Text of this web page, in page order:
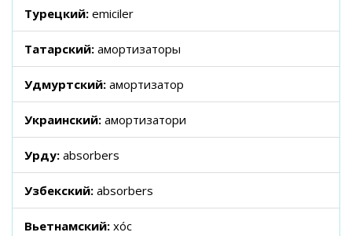
Турецкий: emiciler
Татарский: амортизаторы
Удмуртский: амортизатор
Украинский: амортизатори
Урду: absorbers
Узбекский: absorbers
Вьетнамский: xóc